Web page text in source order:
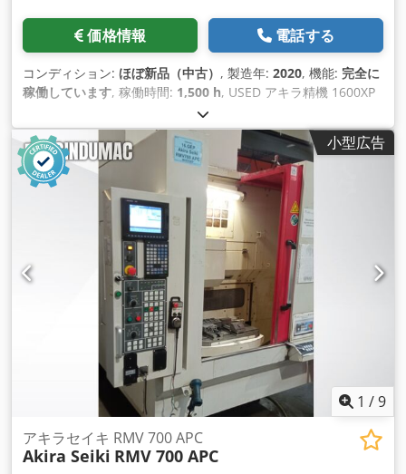
価格情報 電話する
コンディション: ほぼ新品（中古） , 製造年: 2020, 機能: 完全に
稼働しています, 稼働時間: 1,500 h, USED アキラ精機 1600XP
ファナック 0iMF オープンフロント立形マシニングセンタ 在庫
品 - 先行販売あり。 2020年製、使用時間が非常に短い機械で
す。約1500時間  12,000rpmスピンドル、冷凍システム付
き。  36ステーションアームタイプATC  フルスプラッシュガ
ード  完全一体型デトロンGXA-255h第4軸Nc円テーブルと
SR255H心押台サポートユニット  チップコンベアとチップビ
ン（スクレーパータイプ）  クーラントウォッシュガンを含む
チップフラッシングシステム  スルースピンドルクーラントシ
ステム - 35 バー、フィルタ付き  ファナック メモリ拡張 - 2
Mb  マニュアルガイド付きファナック 10.4" 画面  クーラン
トタンク容量 - 640 リットル  THKヘビーデューティリニアガ
イドウェイ  手動パルス発生器  3 色シグナルランプ  自動潤
滑システム  リジッドタッピング＆ヘリカル補間機能 テーブル
作業面 1,750 X 800 MM ティー溝 18 x 125 x 6.0 MM 主軸端か
らテーブルまで 100 ~ 915 MM スピンドル中心からコラムまで
865 MM テーブル耐荷重 2,300 KGS 移動量 X軸移動量 1,630
MM Y軸移動量 850 MM Z軸移動量 815 MM スピンドル スピン
ドルノーズテーパー BT-40 スピンドル回転数 - 最高12,000
RPM フィード ラピッドトラバース（X＆Y軸）33 M / MIN 早送
小型広告
1 /9
アキラセイキ RMV 700 APC
Akira Seiki RMV 700 APC